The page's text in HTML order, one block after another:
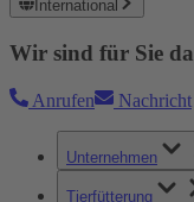
International
Wir sind für Sie da
Anrufen Nachricht
Unternehmen
Tierfütterung